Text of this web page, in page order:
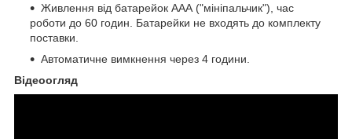
Живлення від батарейок ААА ("мініпальчик"), час
роботи до 60 годин. Батарейки не входять до комплекту
поставки.
Автоматичне вимкнення через 4 години.
Відеоогляд